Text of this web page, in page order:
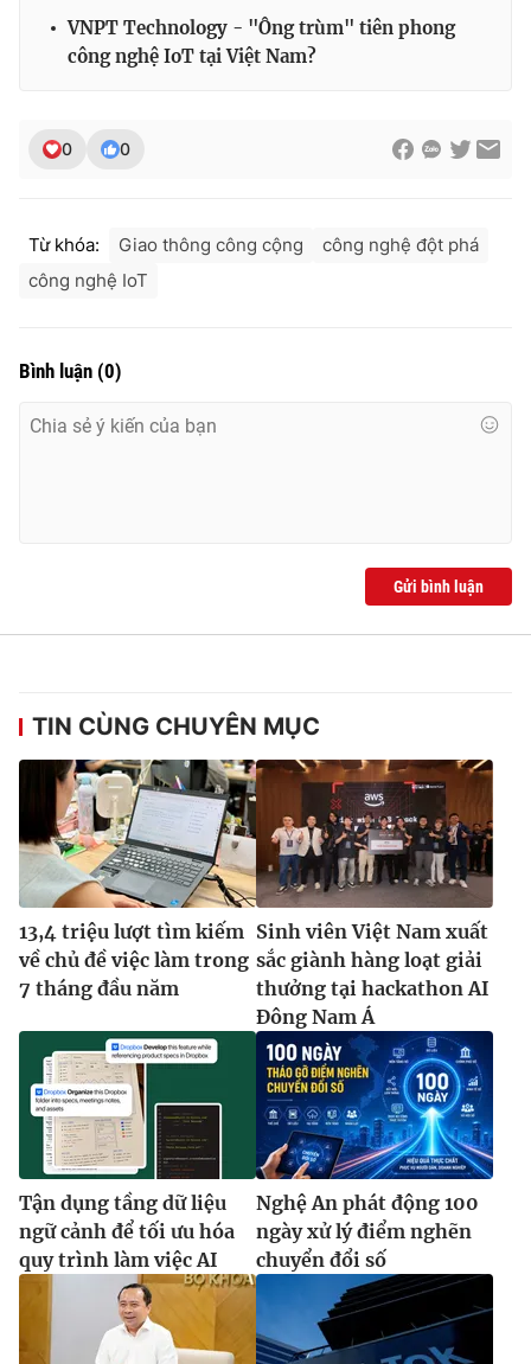
Liên hệ tòa soạn English
THỜI BÁO VTV
Theo dõi báo trên
Cơ quan báo chí:
cấp ngày 29/12/2023
Liên hệ quảng cáo:024-7300.7108
® Cấm sao chép dưới mọi hình thức nếu không có sự chấp
thuận bằng văn bản. Ghi rõ nguồn VTV.vn khi phát hành lại
VNPT Technology - "Ông trùm" tiên phong
công nghệ IoT tại Việt Nam?
0 0
Từ khóa: Giao thông công cộng
công nghệ đột phá
công nghệ IoT
Bình luận (0)
Gửi bình luận
TIN CÙNG CHUYÊN MỤC
13,4 triệu lượt tìm kiếm
về chủ đề việc làm trong
7 tháng đầu năm
Sinh viên Việt Nam xuất
sắc giành hàng loạt giải
thưởng tại hackathon AI
Đông Nam Á
Tận dụng tầng dữ liệu
ngữ cảnh để tối ưu hóa
quy trình làm việc AI
Nghệ An phát động 100
ngày xử lý điểm nghẽn
chuyển đổi số